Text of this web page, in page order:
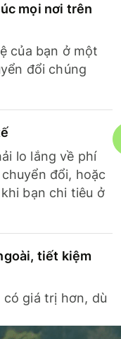
mọi nơi trên
của bạn ở một
đổi chúng
lo lắng về phí
đổi, hoặc
bạn chi tiêu ở
tiết kiệm
có giá trị hơn, dù